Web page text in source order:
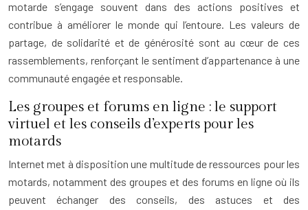
motarde s’engage souvent dans des actions positives et
contribue à améliorer le monde qui l’entoure. Les valeurs de
partage, de solidarité et de générosité sont au cœur de ces
rassemblements, renforçant le sentiment d’appartenance à une
communauté engagée et responsable.
Les groupes et forums en ligne : le support
virtuel et les conseils d’experts pour les
motards
Internet met à disposition une multitude de ressources pour les
motards, notamment des groupes et des forums en ligne où ils
peuvent échanger des conseils, des astuces et des